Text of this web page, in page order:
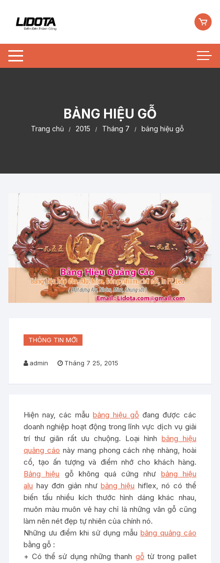
BẢNG HIỆU GỖ
Trang chủ 2015 Tháng 7 bảng hiệu gỗ
THÔNG TIN MỚI
admin Tháng 7 25, 2015
Hiện nay, các mẫubảng hiệu gỗđang được các
doanh nghiệp hoạt động trong lĩnh vực dịch vụ giải
trí thư giãn rất ưu chuộng. Loại hình bảng hiệu
quảng cáo này mang phong cách nhẹ nhàng, hoài
cổ, tạo ấn tượng và điểm nhớ cho khách hàng.
Bảng hiệu gỗ không quá cứng như bảng hiệu
alu hay đơn giản như bảng hiệu hiflex, nó có thể
biến tấu nhiều kích thước hình dáng khác nhau,
muôn màu muôn vẻ hay chỉ là những vân gỗ cũng
làm nên nét đẹp tự nhiên của chính nó.
Những ưu điểm khi sử dụng mẫu bảng quảng cáo
bằng gỗ :
+ Có thể sử dụng những thanh gỗtừ trong pallet